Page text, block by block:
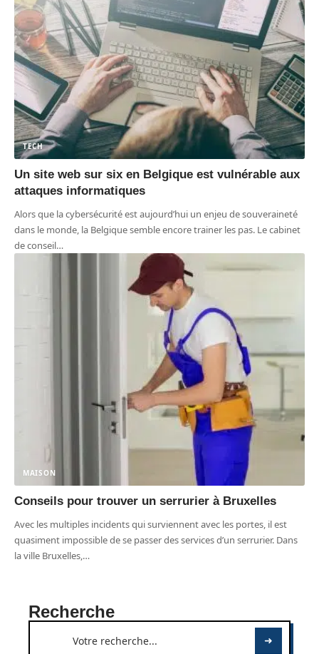
TECH
Un site web sur six en Belgique est vulnérable aux
attaques informatiques
Alors que la cybersécurité est aujourd’hui un enjeu de souveraineté
dans le monde, la Belgique semble encore trainer les pas. Le cabinet
de conseil…
MAISON
Conseils pour trouver un serrurier à Bruxelles
Avec les multiples incidents qui surviennent avec les portes, il est
quasiment impossible de se passer des services d’un serrurier. Dans
la ville Bruxelles,…
Recherche